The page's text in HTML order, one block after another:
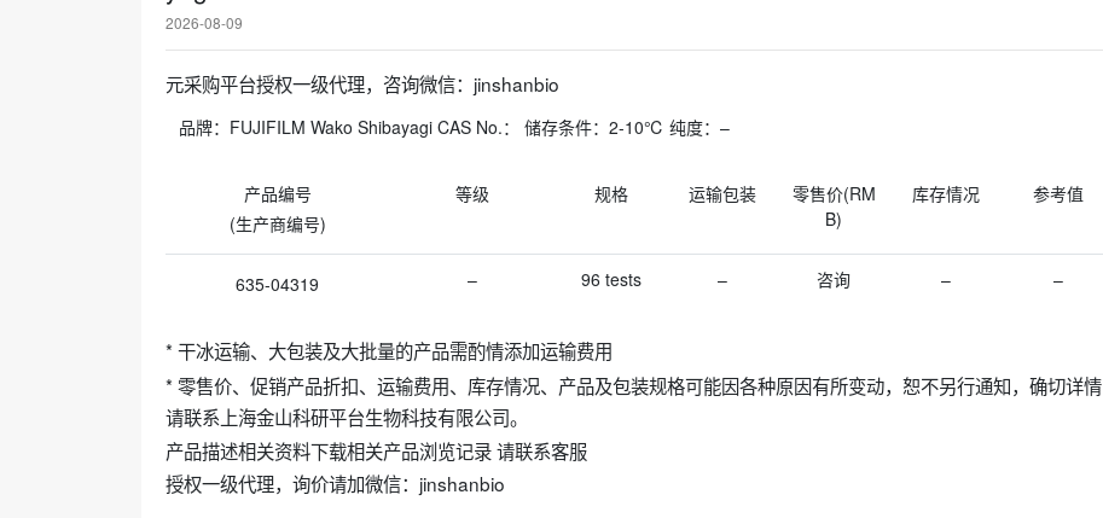
2026-08-09
元采购平台授权一级代理，咨询微信：jinshanbio
品牌：FUJIFILM Wako Shibayagi CAS No.： 储存条件：2-10℃ 纯度：–
产品编号
(生产商编号)
等级 规格 运输包装
零售价(RM
B)
库存情况 参考值
635-04319 – 96 tests – 咨询 – –
* 干冰运输、大包装及大批量的产品需酌情添加运输费用
* 零售价、促销产品折扣、运输费用、库存情况、产品及包装规格可能因各种原因有所变动，恕不另行通知，确切详情
请联系上海金山科研平台生物科技有限公司。
产品描述相关资料下载相关产品浏览记录 请联系客服
授权一级代理，询价请加微信：jinshanbio